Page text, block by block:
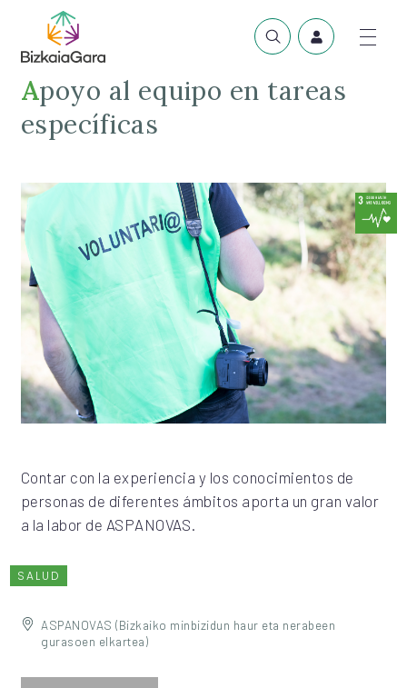
Apoyo al equipo en tareas
específicas
Contar con la experiencia y los conocimientos de
personas de diferentes ámbitos aporta un gran valor
a la labor de ASPANOVAS.
SALUD
ASPANOVAS (Bizkaiko minbizidun haur eta nerabeen
gurasoen elkartea)